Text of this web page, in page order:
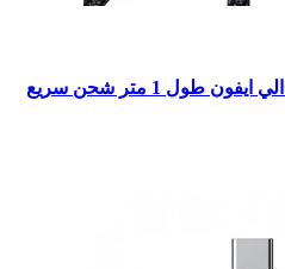
كابل شحن جوي روم يو اس بي الي ايفون طول 1 متر شحن سريع